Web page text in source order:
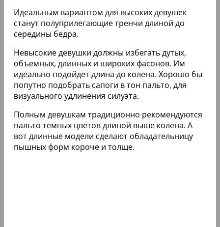
Идеальным вариантом для высоких девушек
станут полуприлегающие тренчи длиной до
середины бедра.
Невысокие девушки должны избегать дутых,
объемных, длинных и широких фасонов. Им
идеально подойдет длина до колена. Хорошо бы
попутно подобрать сапоги в тон пальто, для
визуального удлинения силуэта.
Полным девушкам традиционно рекомендуются
пальто темных цветов длиной выше колена. А
вот длинные модели сделают обладательницу
пышных форм короче и толще.